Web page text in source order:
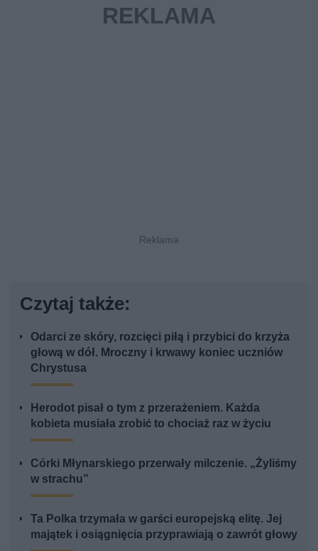
Czytaj także:
Odarci ze skóry, rozcięci piłą i przybici do krzyża
głową w dół. Mroczny i krwawy koniec uczniów
Chrystusa
Herodot pisał o tym z przerażeniem. Każda
kobieta musiała zrobić to chociaż raz w życiu
Córki Młynarskiego przerwały milczenie. „Żyliśmy
w strachu”
Ta Polka trzymała w garści europejską elitę. Jej
majątek i osiągnięcia przyprawiają o zawrót głowy